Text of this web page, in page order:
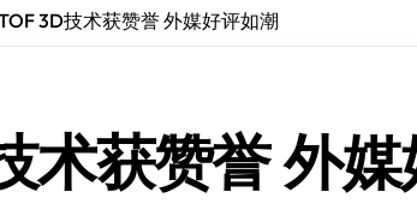
配置大升级，速来围观！
3D技术获赞誉 外媒好评如潮
术获赞誉 外